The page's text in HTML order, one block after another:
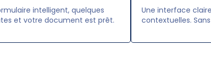
intelligent, quelques
et votre document est prêt.
Une interface
contextuelles.